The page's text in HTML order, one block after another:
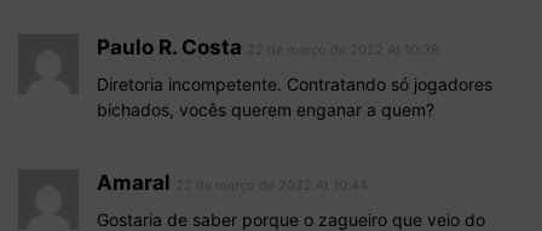
Paulo R. Costa
Diretoria incompetente. Contratando só jogadores
bichados, vocês querem enganar a quem?
Amaral
Gostaria de saber porque o zagueiro que veio do